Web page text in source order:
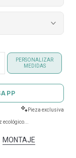
PERSONALIZAR
MEDIDAS
Pieza exclusiva
ecológico...
MONTAJE